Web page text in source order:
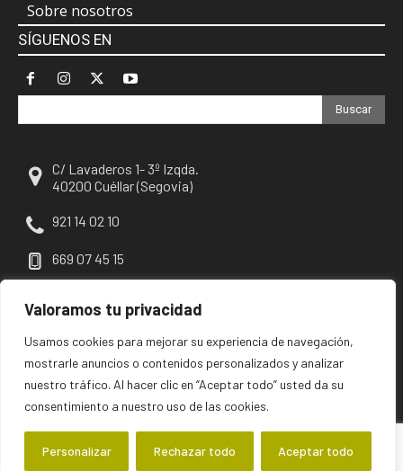
Valoramos tu privacidad
Usamos cookies para mejorar su experiencia de navegación,
mostrarle anuncios o contenidos personalizados y analizar
nuestro tráfico. Al hacer clic en “Aceptar todo” usted da su
consentimiento a nuestro uso de las cookies.
Personalizar Rechazar todo Aceptar todo
Sobre nosotros
SÍGUENOS EN
Buscar
C/ Lavaderos 1- 3º Izqda.
40200 Cuéllar (Segovia)
921 14 02 10
669 07 45 15